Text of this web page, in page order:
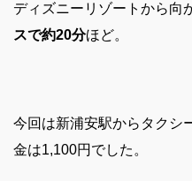
ディズニーリゾートから向
スで約20分ほど。
今回は新浦安駅からタクシ
金は1,100円でした。